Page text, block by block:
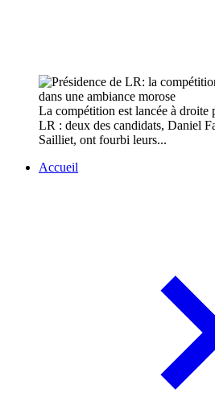
La compétition est lancée à droite
LR : deux des candidats, Daniel
Sailliet, ont fourbi leurs...
Accueil